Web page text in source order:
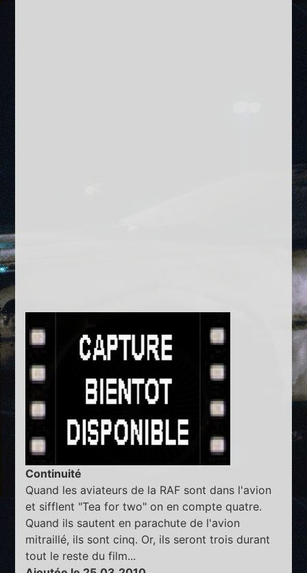
Continuité
Quand les aviateurs de la RAF sont dans l'avion
et sifflent "Tea for two" on en compte quatre.
Quand ils sautent en parachute de l'avion
mitraillé, ils sont cinq. Or, ils seront trois durant
tout le reste du film...